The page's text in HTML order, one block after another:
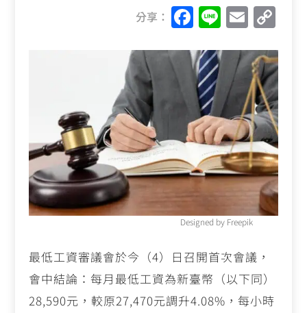
分享： F
a
c
e
b
o
o
k
Li
n
e
E
m
ai
l
C
p
y
Li
n
k
Designed by Freepik
最低工資審議會於今（4）日召開首次會議，
會中結論：每月最低工資為新臺幣（以下同）
28,590元，較原27,470元調升4.08%，每小時